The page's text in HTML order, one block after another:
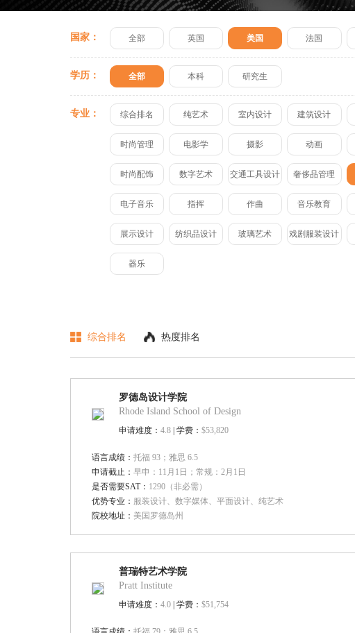
国家： 全部 英国 美国 法国
学历： 全部 本科 研究生
专业： 综合排名 纯艺术 室内设计 建筑设计
时尚管理 电影学 摄影 动画
时尚配饰 数字艺术 交通工具设计 奢侈品管理
电子音乐 指挥 作曲 音乐教育
展示设计 纺织品设计 玻璃艺术 戏剧服装设计
器乐
综合排名 热度排名
罗德岛设计学院
Rhode Island School of Design
申请难度：4.8 | 学费：$53,820
语言成绩：托福 93；雅思 6.5
申请截止：早申：11月1日；常规：2月1日
是否需要SAT： 1290（非必需）
优势专业： 服装设计、数字媒体、平面设计、纯艺术
院校地址： 美国罗德岛州
普瑞特艺术学院
Pratt Institute
申请难度：4.0 | 学费：$51,754